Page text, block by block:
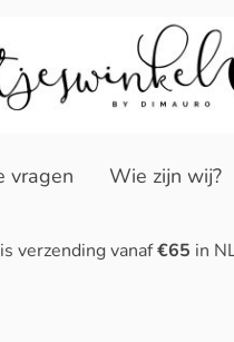
vragen Wie zijn wij?
verzending vanaf€65 in